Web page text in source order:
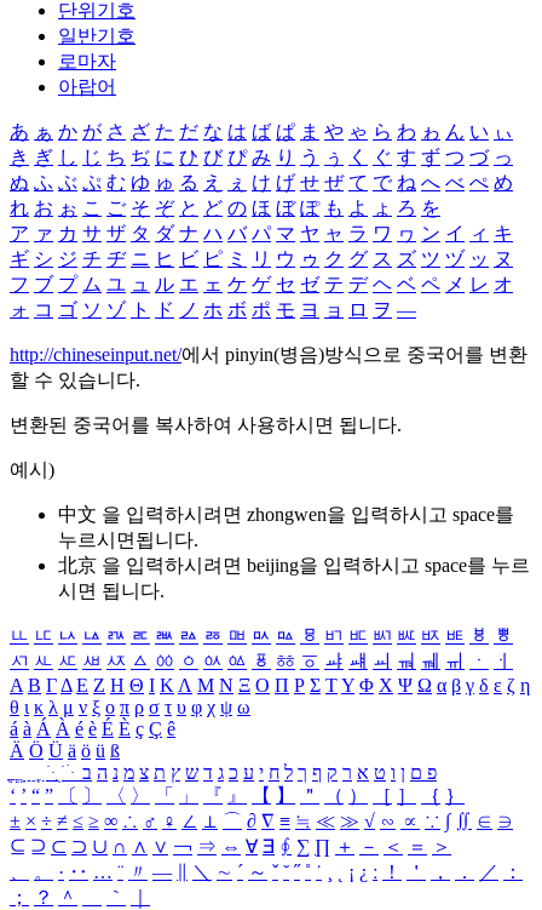
단위기호
일반기호
로마자
아랍어
あ ぁ か が さ ざ た だ な は ば ぱ ま や ゃ ら わ ゎ ん い ぃ
き ぎ し じ ち ぢ に ひ び ぴ み り う ぅ く ぐ す ず つ づ っ
ぬ ふ ぶ ぷ む ゆ ゅ る え ぇ け げ せ ぜ て で ね へ べ ぺ め
れ お ぉ こ ご そ ぞ と ど の ほ ぼ ぽ も よ ょ ろ を
ア ァ カ サ ザ タ ダ ナ ハ バ パ マ ヤ ャ ラ ワ ヮ ン イ ィ キ
ギ シ ジ チ ヂ ニ ヒ ビ ピ ミ リ ウ ゥ ク グ ス ズ ツ ヅ ッ ヌ
フ ブ プ ム ユ ュ ル エ ェ ケ ゲ セ ゼ テ デ ヘ ベ ペ メ レ オ
ォ コ ゴ ソ ゾ ト ド ノ ホ ボ ポ モ ヨ ョ ロ ヲ ―
http://chineseinput.net/에서 pinyin(병음)방식으로 중국어를 변환
할 수 있습니다.
변환된 중국어를 복사하여 사용하시면 됩니다.
예시)
中文 을 입력하시려면 zhongwen을 입력하시고 space를
누르시면됩니다.
北京 을 입력하시려면 beijing을 입력하시고 space를 누르
시면 됩니다.
ㅥ ㅦ ㅧ ㅨ ㅩ ㅪ ㅫ ㅬ ㅭ ㅮ ㅯ ㅰ ㅱ ㅲ ㅳ ㅴ ㅵ ㅶ ㅷ ㅸ
ㅹ
ㅺ ㅻ ㅼ ㅽ ㅾ ㅿ ㆀ ㆁ ㆂ ㆃ ㆄ ㆅ ㆆ ㆇ ㆈ ㆉ ㆊ ㆋ ㆌ ㆍ
ㆎ
Α Β ΓΔ Ε Ζ Η Θ Ι ΚΛ Μ Ν Ξ Ο Π Ρ Σ ΤΥ Φ Χ Ψ Ω α β γ δ ε ζ η
θ ι κ λ μ ν ξ ο π ρ σ τ υ φ χ ψ ω
á à Á À é è É È ç Ç ê
Ä Ö Ü ä ö ü ß
ִֶֹ ֻּ ׁׂ פ ם ן ו ט א ר ק ף ך ל ח י ע כ ג ד ש ץ ת צ מ נ ה ב
‘ ’ “ ” 〔 〕 〈 〉 「 」 『 』 【 】 ＂ （ ） ［ ］ ｛ ｝
± × ÷ ≠ ≤ ≥ ∞ ∴ ♂ ♀ ∠ ⊥ ⌒ ∂ ∇ ≡ ≒ ≪ ≫ √ ∽ ∝ ∵ ∫ ∬ ∈ ∋
⊆ ⊇ ⊂ ⊃ ∪ ∩ ∧ ∨ ￢ ⇒ ⇔ ∀ ∃ ∮ ∑ ∏ ＋ － ＜ ＝
＞
、
。 · ‥ … ¨ 〃 ― ＼ ∼ ´ ～ ˇ ˘ ˝ ˚ ˙ ¸ ¡ ¿ ː ！ ＇ ， ． ／
：
；
？ ＾ ｀